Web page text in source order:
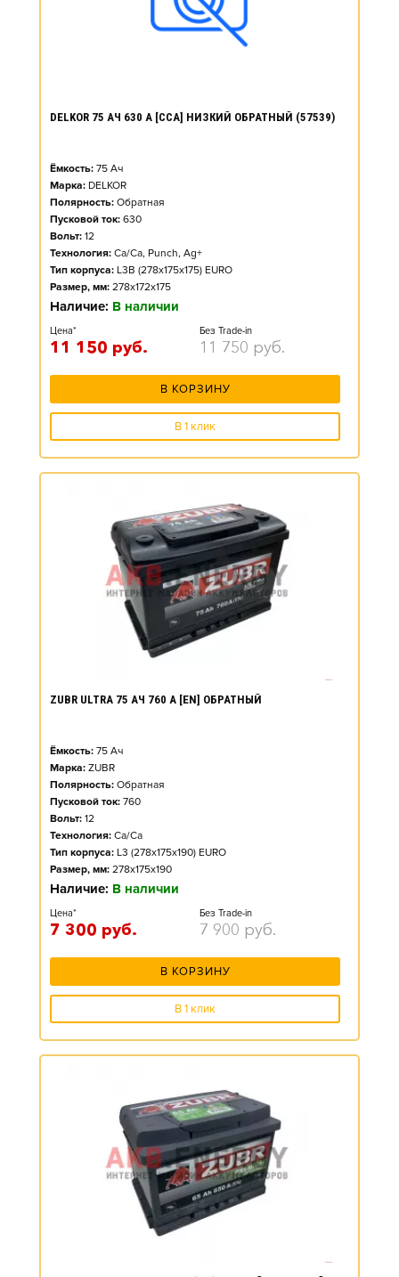
DELKOR 75 АЧ 630 А [CCA] НИЗКИЙ ОБРАТНЫЙ (57539)
Ёмкость: 75 Ач
Марка: DELKOR
Полярность: Обратная
Пусковой ток: 630
Вольт: 12
Технология: Ca/Ca, Punch, Ag+
Тип корпуса: L3B (278x175x175) EURO
Размер, мм: 278x172x175
Наличие: В наличии
Цена*
11 150 руб.
Без Trade-in
11 750 руб.
В КОРЗИНУ
В 1 клик
ZUBR ULTRA 75 АЧ 760 А [EN] ОБРАТНЫЙ
Ёмкость: 75 Ач
Марка: ZUBR
Полярность: Обратная
Пусковой ток: 760
Вольт: 12
Технология: Ca/Ca
Тип корпуса: L3 (278x175x190) EURO
Размер, мм: 278x175x190
Наличие: В наличии
Цена*
7 300 руб.
Без Trade-in
7 900 руб.
В КОРЗИНУ
В 1 клик